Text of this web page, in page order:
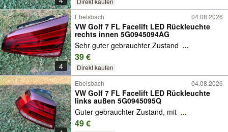
4
Ebelsbach 04.08.2026
VW Golf 7 FL Facelift LED Rückleuchte
rechts innen 5G0945094AG
Sehr guter gebrauchter Zustand ...
39 €
Direkt kaufen
Ebelsbach 04.08.2026
VW Golf 7 FL Facelift LED Rückleuchte
links außen 5G0945095Q
Guter gebrauchter Zustand, mit ...
49 €